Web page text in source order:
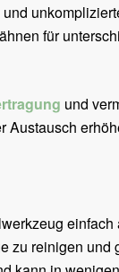
für
und
zu reinigen